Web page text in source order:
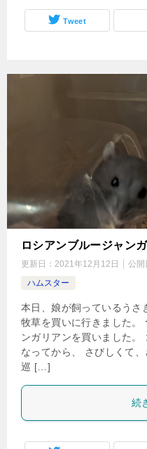
Tweet
ロシアンブルージャン
更新日： 2021年12月12日 公開
ハムスター
本日、娘が飼っているうさ
牧草を買いに行きました。
ンガリアンを買いました。
なってから、 さびしくて
巡 […]
続